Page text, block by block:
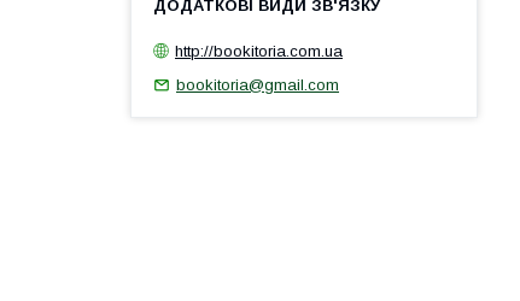
http://bookitoria.com.ua
bookitoria@gmail.com